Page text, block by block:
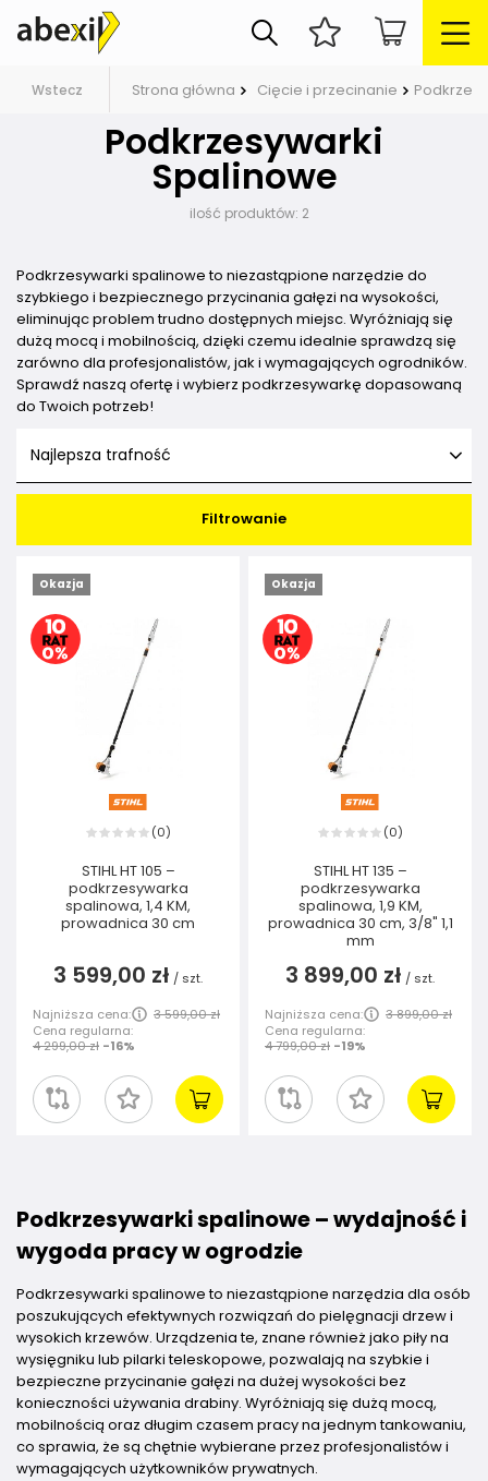
Wstecz Strona główna Cięcie i przecinanie
Podkrzesywarki
Spalinowe
ilość produktów: 2
Podkrzesywarki spalinowe to niezastąpione narzędzie do
szybkiego i bezpiecznego przycinania gałęzi na wysokości,
eliminując problem trudno dostępnych miejsc. Wyróżniają się
dużą mocą i mobilnością, dzięki czemu idealnie sprawdzą się
zarówno dla profesjonalistów, jak i wymagających ogrodników.
Sprawdź naszą ofertę i wybierz podkrzesywarkę dopasowaną
do Twoich potrzeb!
Najlepsza trafność
Filtrowanie
Okazja
(0)
STIHL HT 105 –
podkrzesywarka
spalinowa, 1,4 KM,
prowadnica 30 cm
3 599,00 zł / szt.
Najniższa cena:
3 599,00 zł
Cena regularna:
4 299,00 zł -16%
Okazja
(0)
STIHL HT 135 –
podkrzesywarka
spalinowa, 1,9 KM,
prowadnica 30 cm, 3/8" 1,1
mm
3 899,00 zł / szt.
Najniższa cena:
3 899,00 zł
Cena regularna:
4 799,00 zł -19%
Podkrzesywarki spalinowe – wydajność i
wygoda pracy w ogrodzie
Podkrzesywarki spalinowe to niezastąpione narzędzia dla osób
poszukujących efektywnych rozwiązań do pielęgnacji drzew i
wysokich krzewów. Urządzenia te, znane również jako piły na
wysięgniku lub pilarki teleskopowe, pozwalają na szybkie i
bezpieczne przycinanie gałęzi na dużej wysokości bez
konieczności używania drabiny. Wyróżniają się dużą mocą,
mobilnością oraz długim czasem pracy na jednym tankowaniu,
co sprawia, że są chętnie wybierane przez profesjonalistów i
wymagających użytkowników prywatnych.